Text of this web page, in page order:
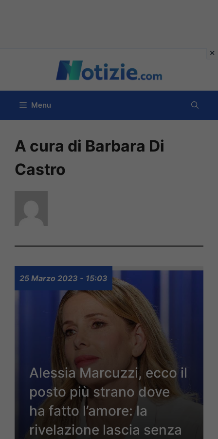
contenuto
Menu
A cura di Barbara Di
Castro
25 Marzo 2023 - 15:03
Alessia Marcuzzi, ecco il
posto più strano dove
ha fatto l’amore: la
rivelazione lascia senza